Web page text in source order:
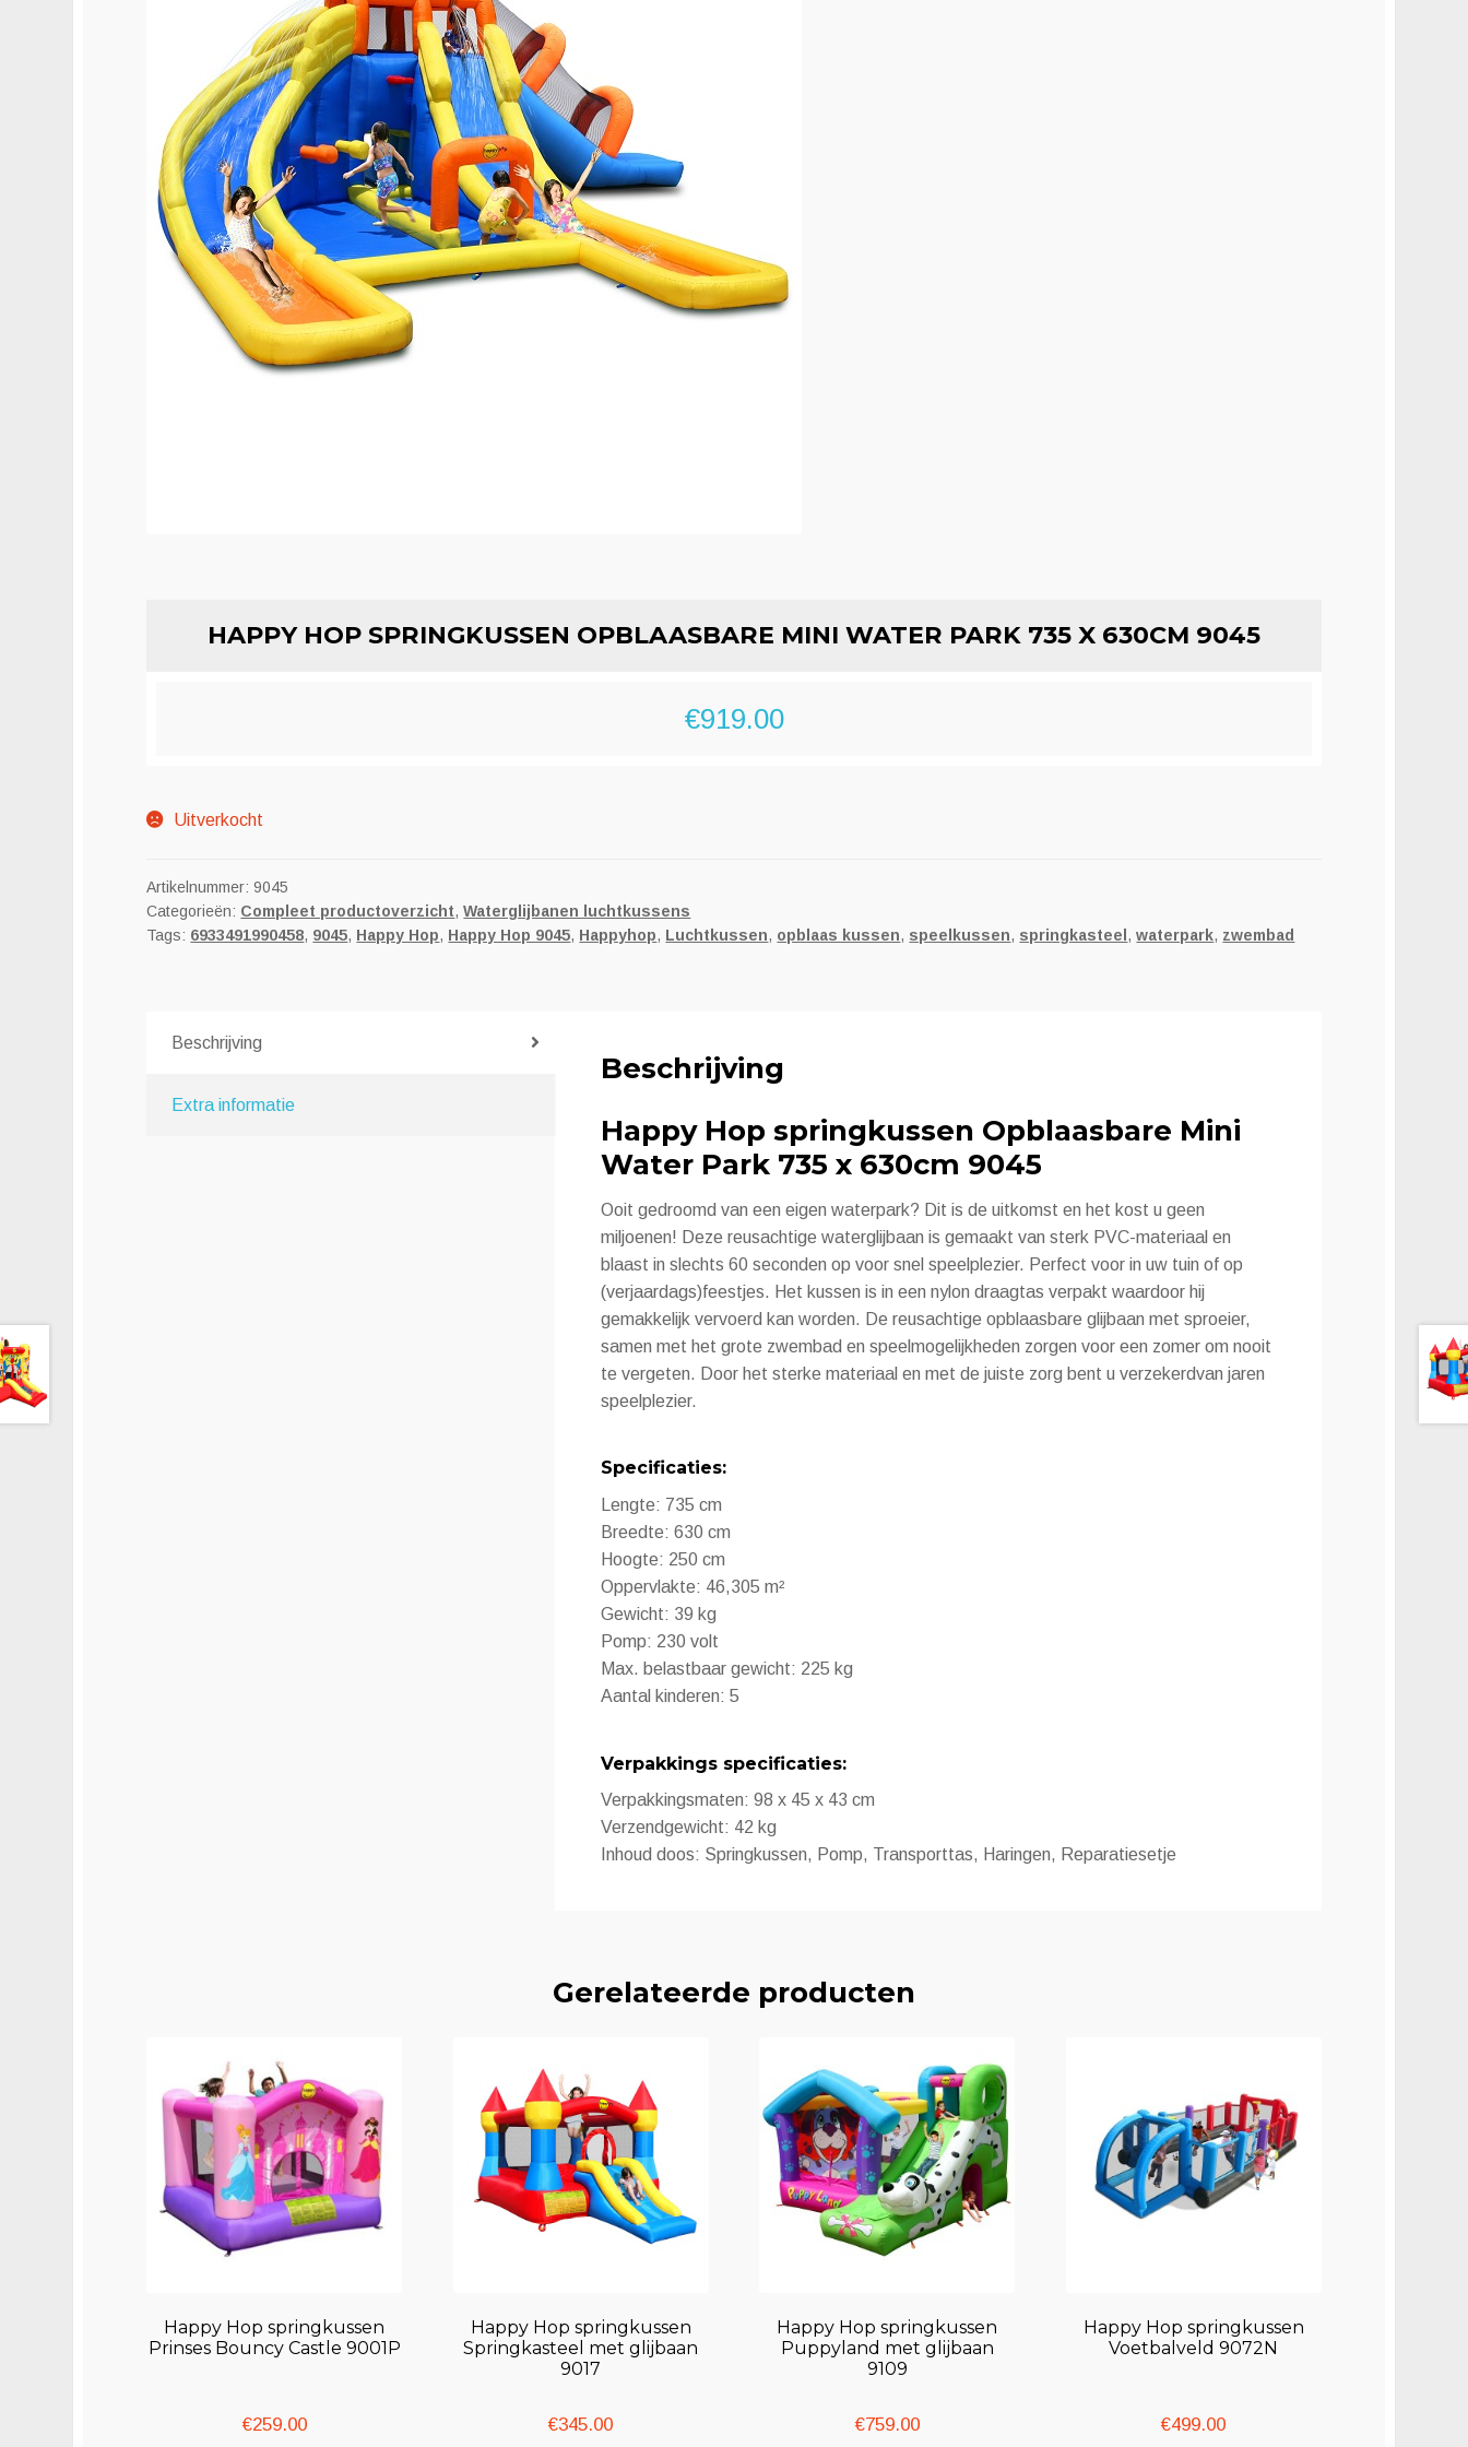
HAPPY HOP SPRINGKUSSEN OPBLAASBARE MINI WATER PARK 735 X 630CM 9045
€919.00
Uitverkocht
Artikelnummer:9045
Categorieën: Compleet productoverzicht,Waterglijbanen luchtkussens
Tags: 6933491990458, 9045, Happy Hop, Happy Hop 9045, Happyhop, Luchtkussen, opblaas kussen, speelkussen, springkasteel ,waterpark, zwembad
Beschrijving
Extra informatie
Beschrijving
Happy Hop springkussen Opblaasbare Mini
Water Park 735 x 630cm 9045
Ooit gedroomd van een eigen waterpark? Dit is de uitkomst en het kost u geen
miljoenen! Deze reusachtige waterglijbaan is gemaakt van sterk PVC-materiaal en
blaast in slechts 60 seconden op voor snel speelplezier. Perfect voor in uw tuin of op
(verjaardags)feestjes. Het kussen is in een nylon draagtas verpakt waardoor hij
gemakkelijk vervoerd kan worden. De reusachtige opblaasbare glijbaan met sproeier,
samen met het grote zwembad en speelmogelijkheden zorgen voor een zomer om nooit
te vergeten. Door het sterke materiaal en met de juiste zorg bent u verzekerdvan jaren
speelplezier.
Specificaties:
Lengte: 735 cm
Breedte: 630 cm
Hoogte: 250 cm
Oppervlakte: 46,305 m²
Gewicht: 39 kg
Pomp: 230 volt
Max. belastbaar gewicht: 225 kg
Aantal kinderen: 5
Verpakkings specificaties:
Verpakkingsmaten: 98 x 45 x 43 cm
Verzendgewicht: 42 kg
Inhoud doos: Springkussen, Pomp, Transporttas, Haringen, Reparatiesetje
Gerelateerde producten
Happy Hop springkussen
Prinses Bouncy Castle 9001P
€259.00
Happy Hop springkussen
Springkasteel met glijbaan
9017
€345.00
Happy Hop springkussen
Puppyland met glijbaan
9109
€759.00
Happy Hop springkussen
Voetbalveld 9072N
€499.00